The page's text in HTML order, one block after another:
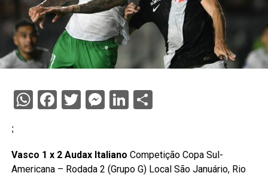
WhatsApp
Facebook
TwitterMessenger
LinkedIn
;
Vasco 1 x 2 Audax Italiano Competição Copa Sul-
Americana – Rodada 2 (Grupo G) Local São Januário, Rio